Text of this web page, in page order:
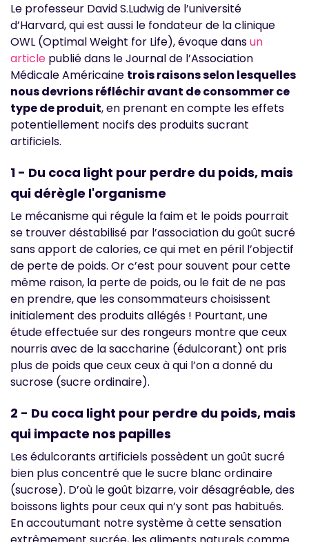
Le professeur David S.Ludwig de l’université
d’Harvard, qui est aussi le fondateur de la clinique
OWL (Optimal Weight for Life), évoque dansun
article publié dans le Journal de l’Association
Médicale Américaine trois raisons selon lesquelles
nous devrions réfléchir avant de consommer ce
type de produit, en prenant en compte les effets
potentiellement nocifs des produits sucrant
artificiels.
1 - Du coca light pour perdre du poids, mais
qui dérègle l'organisme
Le mécanisme qui régule la faim et le poids pourrait
se trouver déstabilisé par l’association du goût sucré
sans apport de calories, ce qui met en péril l’objectif
de perte de poids. Or c’est pour souvent pour cette
même raison, la perte de poids, ou le fait de ne pas
en prendre, que les consommateurs choisissent
initialement des produits allégés ! Pourtant, une
étude effectuée sur des rongeurs montre que ceux
nourris avec de la saccharine (édulcorant) ont pris
plus de poids que ceux ceux à qui l’on a donné du
sucrose (sucre ordinaire).
2 - Du coca light pour perdre du poids, mais
qui impacte nos papilles
Les édulcorants artificiels possèdent un goût sucré
bien plus concentré que le sucre blanc ordinaire
(sucrose). D’où le goût bizarre, voir désagréable, des
boissons lights pour ceux qui n’y sont pas habitués.
En accoutumant notre système à cette sensation